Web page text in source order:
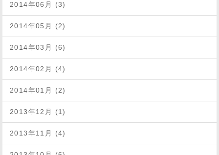
2014年06月 (3)
2014年05月 (2)
2014年03月 (6)
2014年02月 (4)
2014年01月 (2)
2013年12月 (1)
2013年11月 (4)